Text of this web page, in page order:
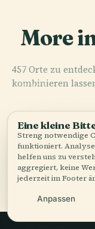
More
457 Orte zu
kombinieren
PLACE
PLACE
Eine kleine
Streng notwendige
funktioniert.
helfen uns zu
aggregiert, keine
jederzeit im Footer
Anpassen